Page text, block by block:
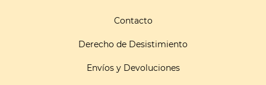
Contacto
Derecho de Desistimiento
Envíos y Devoluciones